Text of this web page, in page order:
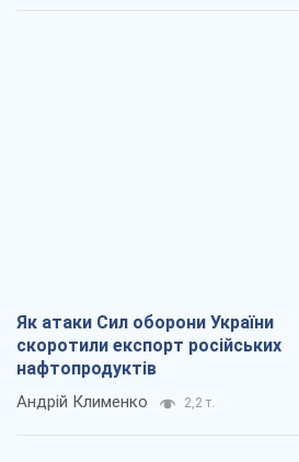
Як атаки Сил оборони України
скоротили експорт російських
нафтопродуктів
Андрій Клименко 2,2 т.